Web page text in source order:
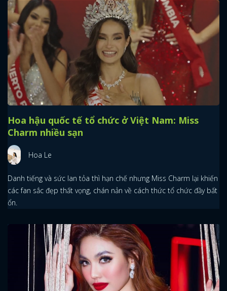
Hoa hậu quốc tế tổ chức ở Việt Nam: Miss
Charm nhiều sạn
Hoa Le
Danh tiếng và sức lan tỏa thì hạn chế nhưng Miss Charm lại khiến
các fan sắc đẹp thất vọng, chán nản về cách thức tổ chức đầy bất
ổn.